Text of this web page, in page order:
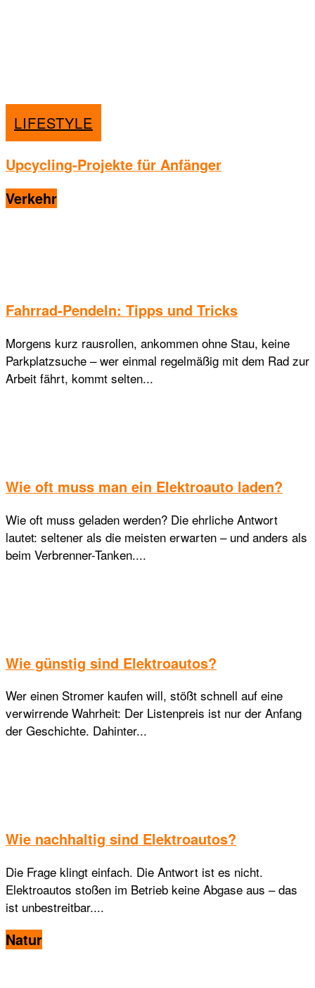
LIFESTYLE
Upcycling-Projekte für Anfänger
Verkehr
Fahrrad-Pendeln: Tipps und Tricks
Morgens kurz rausrollen, ankommen ohne Stau, keine
Parkplatzsuche – wer einmal regelmäßig mit dem Rad zur
Arbeit fährt, kommt selten...
Wie oft muss man ein Elektroauto laden?
Wie oft muss geladen werden? Die ehrliche Antwort
lautet: seltener als die meisten erwarten – und anders als
beim Verbrenner-Tanken....
Wie günstig sind Elektroautos?
Wer einen Stromer kaufen will, stößt schnell auf eine
verwirrende Wahrheit: Der Listenpreis ist nur der Anfang
der Geschichte. Dahinter...
Wie nachhaltig sind Elektroautos?
Die Frage klingt einfach. Die Antwort ist es nicht.
Elektroautos stoßen im Betrieb keine Abgase aus – das
ist unbestreitbar....
Natur